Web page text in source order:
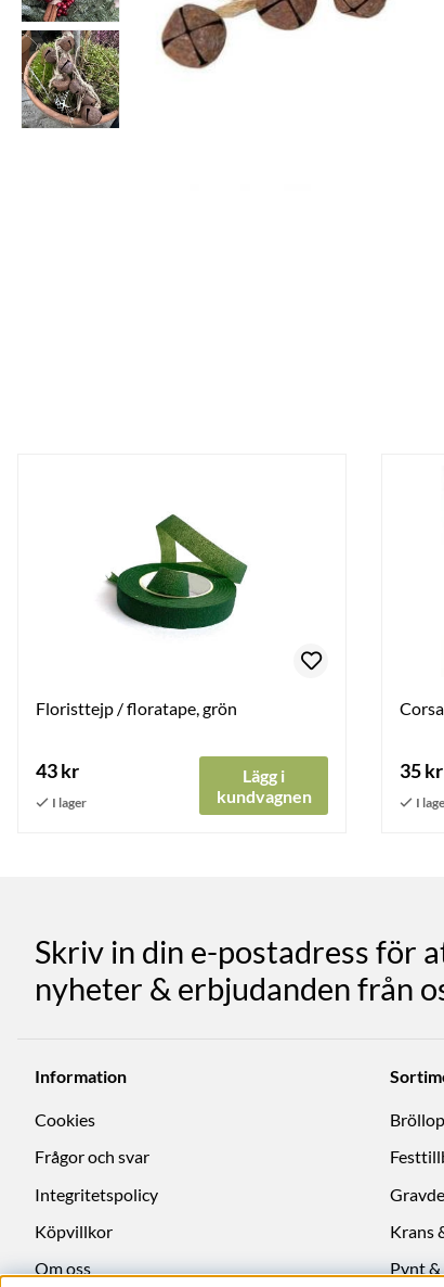
Floristtejp / floratape, grön
43 kr
Lägg i
kundvagnen
35 kr
Skriv in din e-postadress för
nyheter & erbjudanden från
Information
Cookies
Frågor och svar
Integritetspolicy
Köpvillkor
Om oss
Krans
Pynt